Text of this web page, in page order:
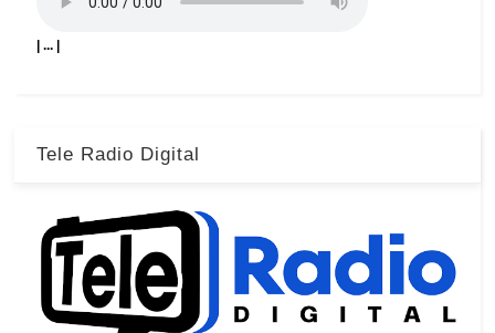
| ... |
Tele Radio Digital